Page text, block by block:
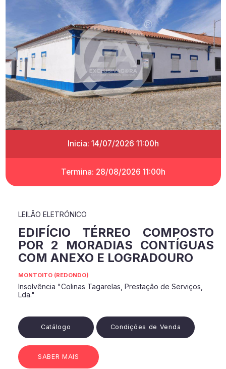
Inicia: 14/07/2026 11:00h
Termina: 28/08/2026 11:00h
LEILÃO ELETRÓNICO
EDIFÍCIO TÉRREO COMPOSTO
POR 2 MORADIAS CONTÍGUAS
COM ANEXO E LOGRADOURO
MONTOITO (REDONDO)
Insolvência "Colinas Tagarelas, Prestação de Serviços,
Lda."
Catálogo Condições de Venda
SABER MAIS